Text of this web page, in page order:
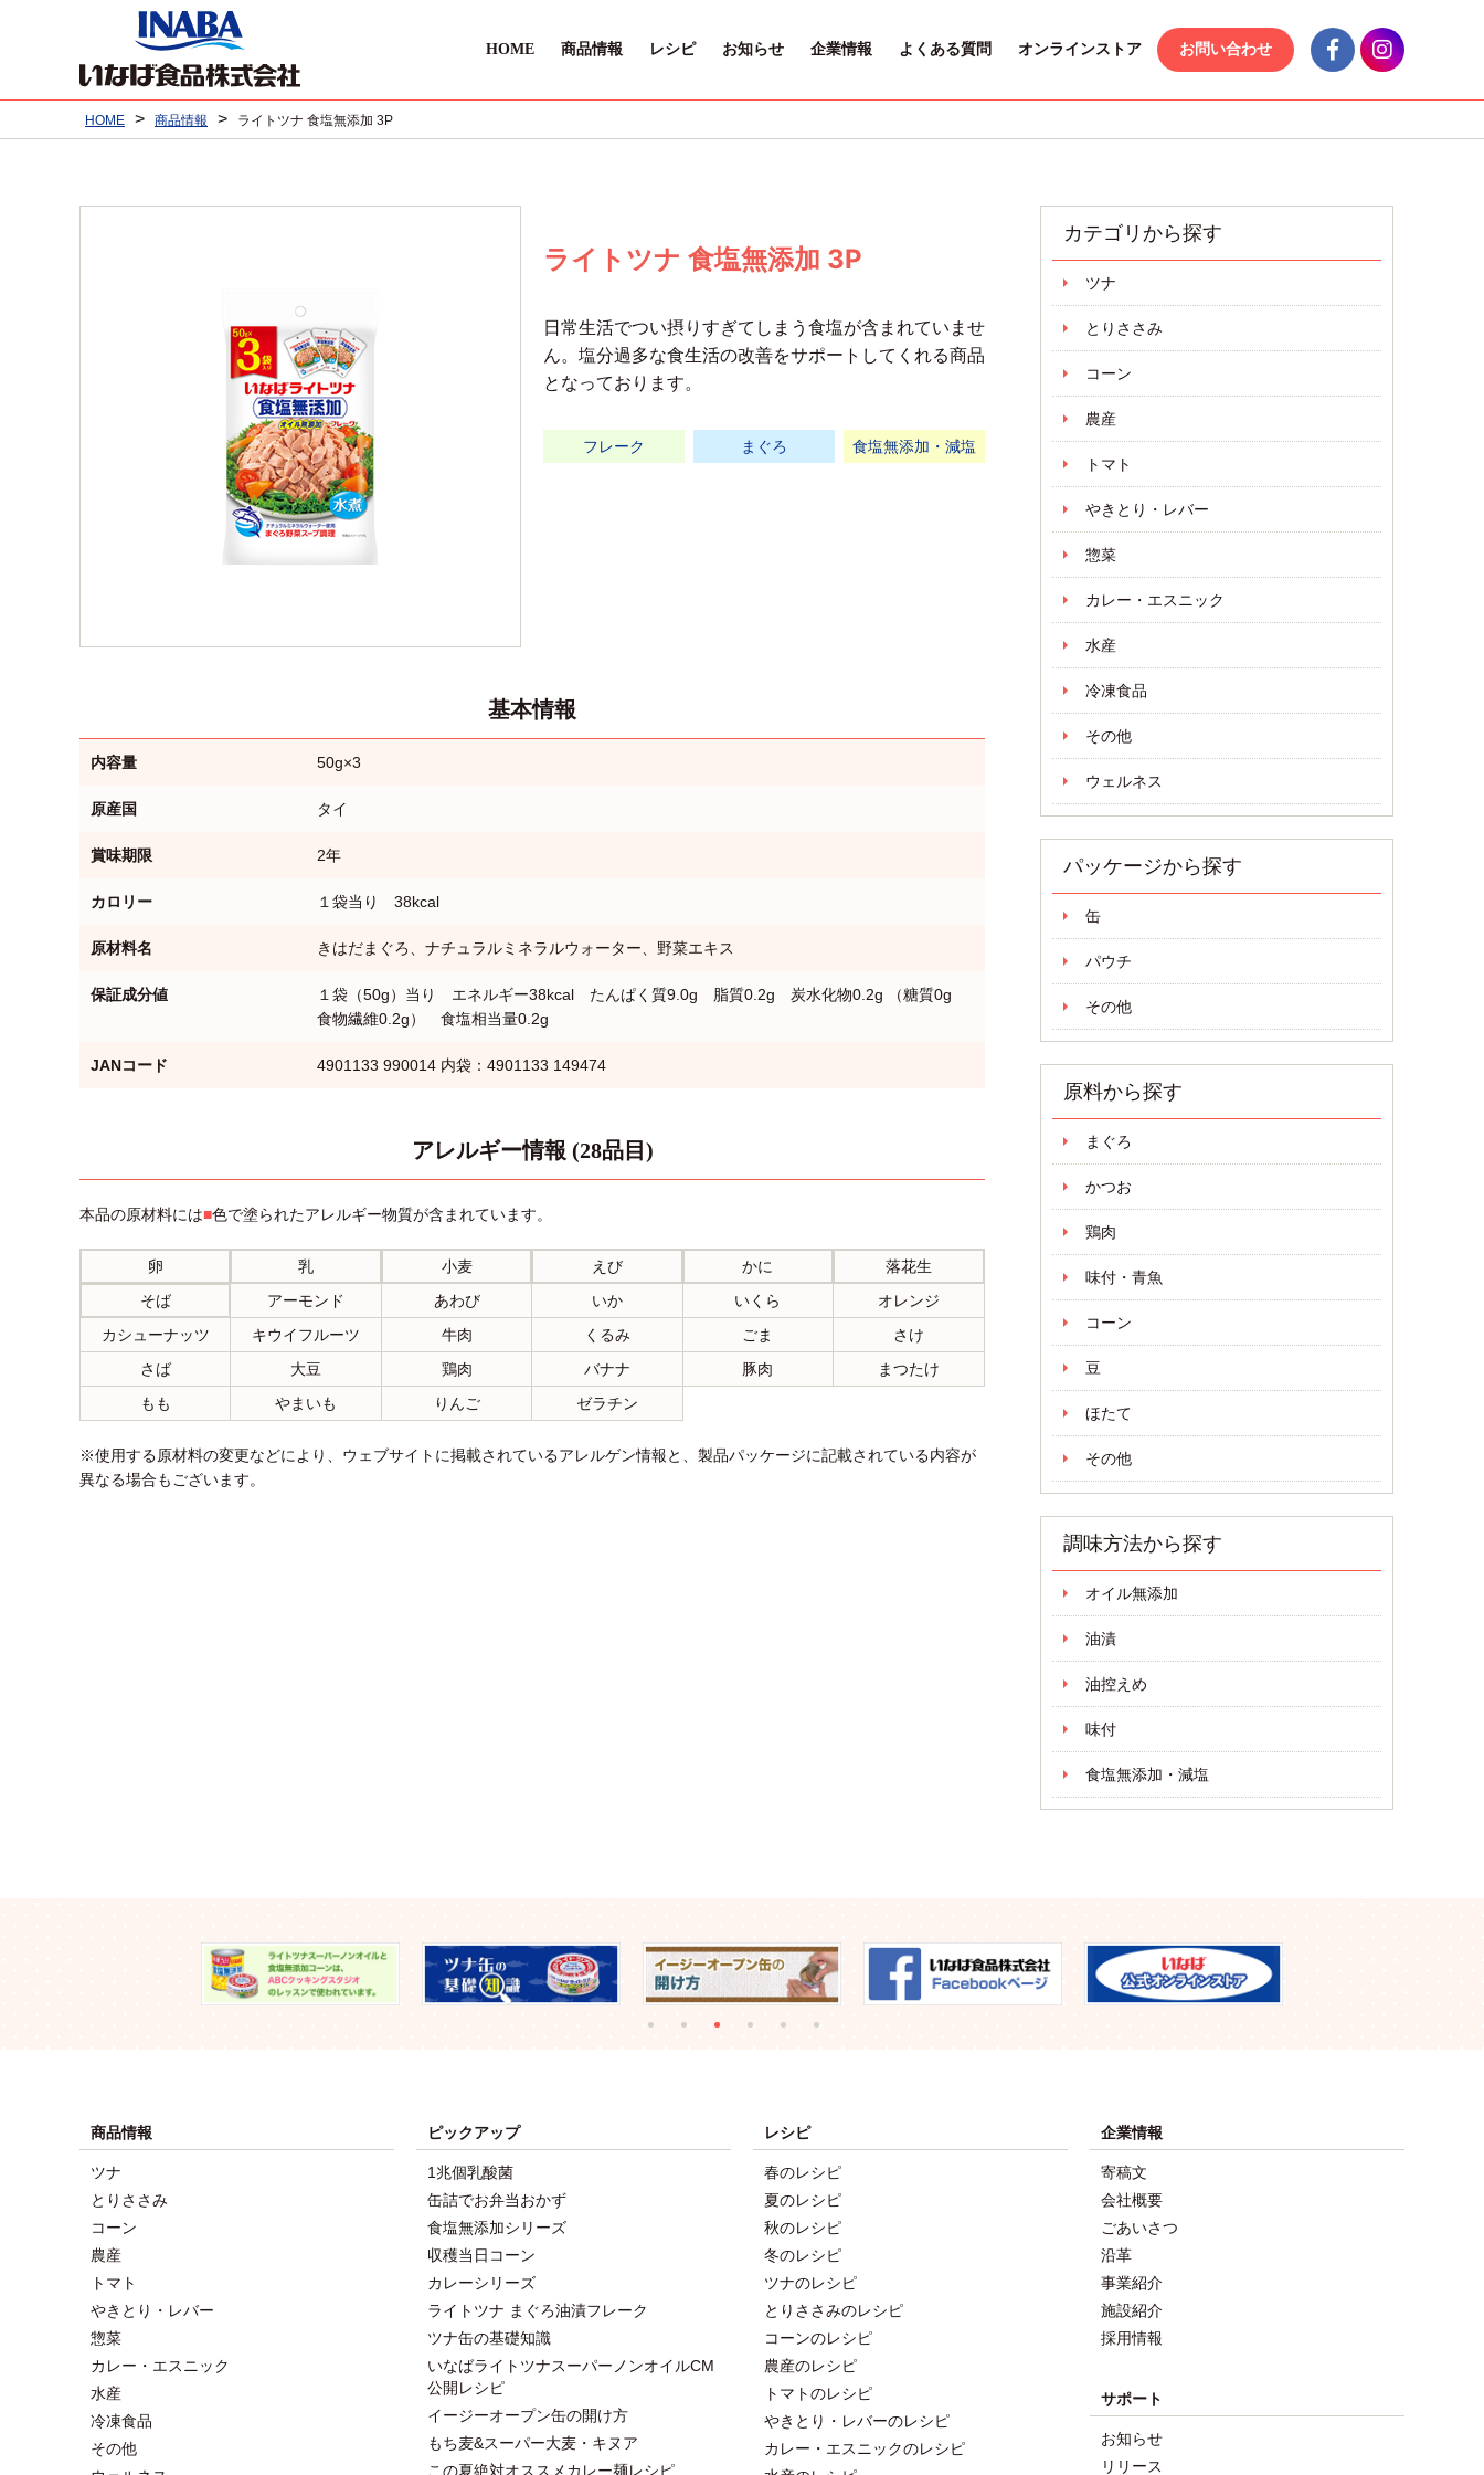
HOME 商品情報 レシピ お知らせ 企業情報 よくある質問 オンラインストア お問い合わせ
HOME > 商品情報 > ライトツナ 食塩無添加 3P
ライトツナ 食塩無添加 3P
日常生活でつい摂りすぎてしまう食塩が含まれていませ
ん。塩分過多な食生活の改善をサポートしてくれる商品
となっております。
フレーク まぐろ 食塩無添加・減塩
基本情報
内容量 50g×3
原産国 タイ
賞味期限 2年
カロリー １袋当り 38kcal
原材料名 きはだまぐろ、ナチュラルミネラルウォーター、野菜エキス
保証成分値
１袋（50g）当り エネルギー38kcal たんぱく質9.0g 脂質0.2g 炭水化物0.2g （糖質0g
食物繊維0.2g） 食塩相当量0.2g
JANコード 4901133 990014 内袋：4901133 149474
アレルギー情報 (28品目)
本品の原材料には■色で塗られたアレルギー物質が含まれています。
卵 乳 小麦 えび かに
落花生
そば
アーモンド あわび いか いくら
オレンジ
カシューナッツ
キウイフルーツ 牛肉 くるみ ごま
さけ
さば
大豆 鶏肉 バナナ 豚肉
まつたけ
もも
やまいも りんご ゼラチン
※使用する原材料の変更などにより、ウェブサイトに掲載されているアレルゲン情報と、製品パッケージに記載されている内容が
異なる場合もございます。
カテゴリから探す
ツナ
とりささみ
コーン
農産
トマト
やきとり・レバー
惣菜
カレー・エスニック
水産
冷凍食品
その他
ウェルネス
パッケージから探す
缶
パウチ
その他
原料から探す
まぐろ
かつお
鶏肉
味付・青魚
コーン
豆
ほたて
その他
調味方法から探す
オイル無添加
油漬
油控えめ
味付
食塩無添加・減塩
商品情報
ツナ
とりささみ
コーン
農産
トマト
やきとり・レバー
惣菜
カレー・エスニック
水産
冷凍食品
その他
ピックアップ
1兆個乳酸菌
缶詰でお弁当おかず
食塩無添加シリーズ
収穫当日コーン
カレーシリーズ
ライトツナ まぐろ油漬フレーク
ツナ缶の基礎知識
いなばライトツナスーパーノンオイルCM
公開レシピ
イージーオープン缶の開け方
もち麦&スーパー大麦・キヌア
この夏絶対オススメカレー麺レシピ
レシピ
春のレシピ
夏のレシピ
秋のレシピ
冬のレシピ
ツナのレシピ
とりささみのレシピ
コーンのレシピ
農産のレシピ
トマトのレシピ
やきとり・レバーのレシピ
カレー・エスニックのレシピ
企業情報
寄稿文
会社概要
ごあいさつ
沿革
事業紹介
施設紹介
採用情報
サポート
お知らせ
リリース